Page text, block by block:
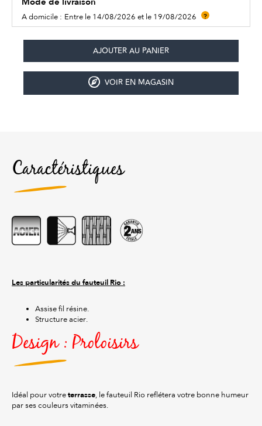
A domicile : Entre le 14/08/2026 et le 19/08/2026 ?
VOIR EN MAGASIN
Caractéristiques
Les particularités du fauteuil Rio :
Assise fil résine.
Structure acier.
Design : Proloisirs
Idéal pour votre terrasse, le fauteuil Rio reflétera votre bonne humeur
par ses couleurs vitaminées.